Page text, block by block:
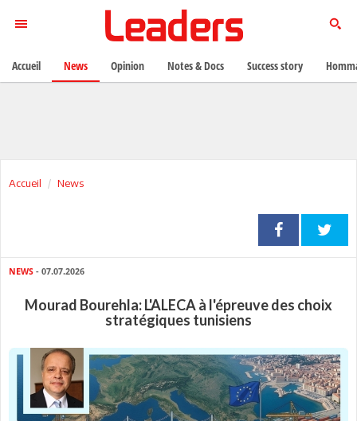
Accueil News
NEWS - 07.07.2026
Mourad Bourehla: L'ALECA à l'épreuve des choix
stratégiques tunisiens
Accueil News Opinion Notes & Docs Success story